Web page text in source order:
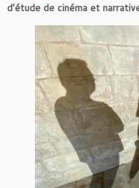
d’étude de cinéma et